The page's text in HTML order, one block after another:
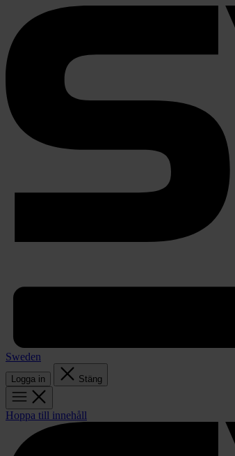
Sweden
Logga in Stäng
Hoppa till innehåll